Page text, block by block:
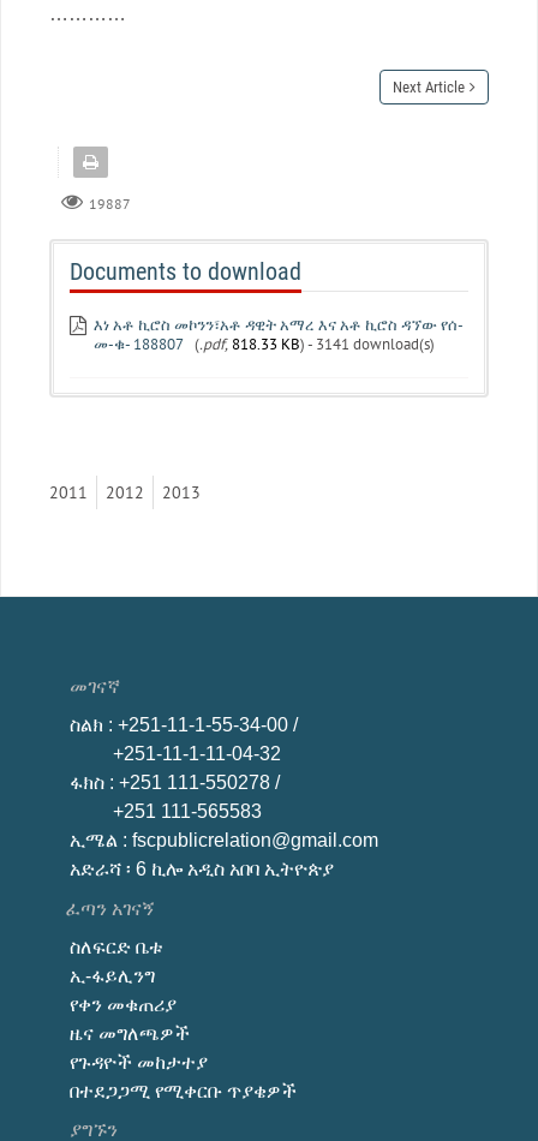
…………
Next Article
19887
Documents to download
እነ አቶ ኪሮስ መኮንን፣አቶ ዳዊት አማረ እና አቶ ኪሮስ ዳኘው የሰ-
መ-ቁ- 188807 (.pdf, 818.33 KB) - 3141 download(s)
2011 2012 2013
መገናኛ
ስልክ : +251-11-1-55-34-00 /
+251-11-1-11-04-32
ፋክስ : +251 111-550278 /
+251 111-565583
ኢሜል : fscpublicrelation@gmail.com
አድራሻ ፡ 6 ኪሎ አዲስ አበባ ኢትዮጵያ
ፈጣን አገናኝ
ስለፍርድ ቤቱ
ኢ-ፋይሊንግ
የቀን መቁጠሪያ
ዜና መግለጫዎች
የጉዳዮች መከታተያ
በተደጋጋሚ የሚቀርቡ ጥያቄዎች
ያግኙን